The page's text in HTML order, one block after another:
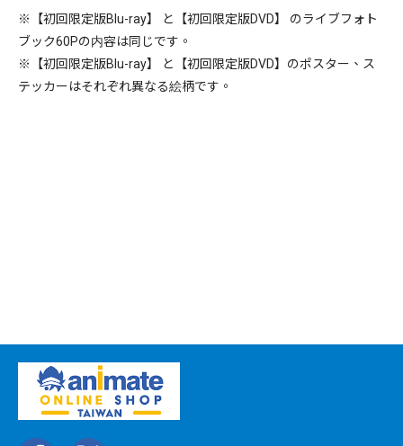
※【初回限定版Blu-ray】 と【初回限定版DVD】 のライブフォト
ブック60Pの内容は同じです。
※【初回限定版Blu-ray】 と【初回限定版DVD】のポスター、ス
テッカーはそれぞれ異なる絵柄です。